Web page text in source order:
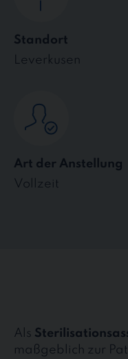
Standort
Leverkusen
Art der Anstellung
Vollzeit
Als
maßgeblich zur